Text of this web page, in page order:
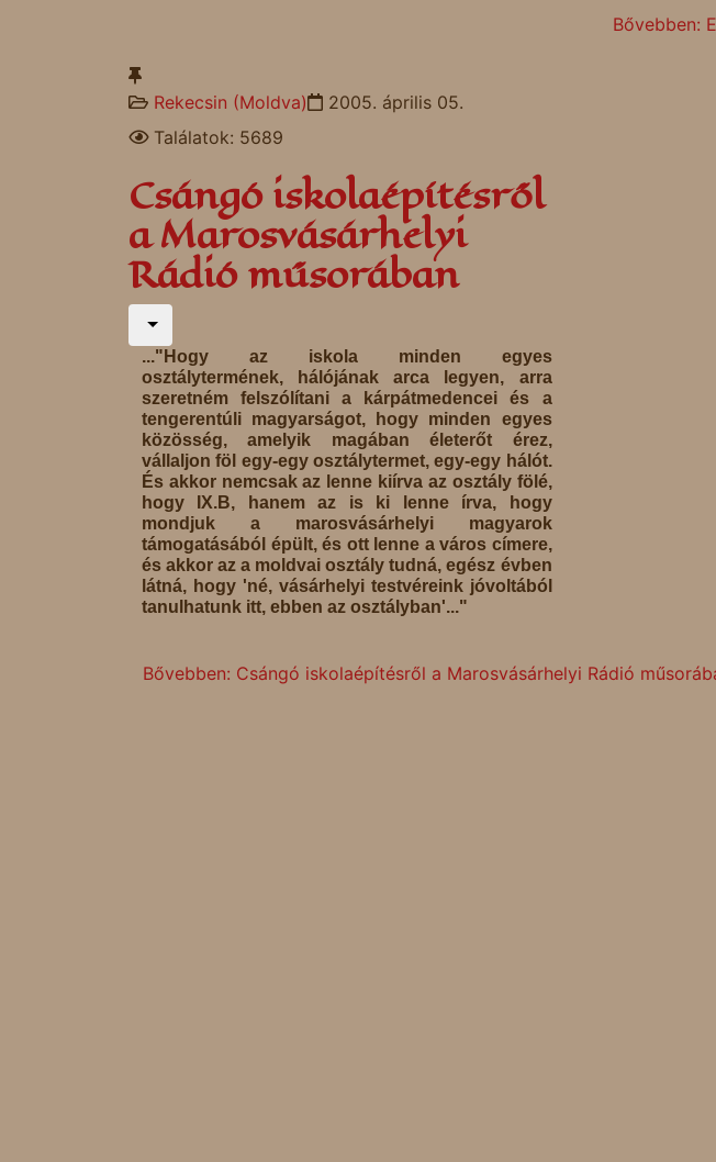
Bővebben:
Rekecsin (Moldva)
2005. április 05.
Találatok: 5689
Csángó iskolaépítésről
a Marosvásárhelyi
Rádió műsorában
..."Hogy az iskola minden egyes
osztálytermének, hálójának arca legyen, arra
szeretném felszólítani a kárpátmedencei és a
tengerentúli magyarságot, hogy minden egyes
közösség, amelyik magában életerőt érez,
vállaljon föl egy-egy osztálytermet, egy-egy hálót.
És akkor nemcsak az lenne kiírva az osztály fölé,
hogy IX.B, hanem az is ki lenne írva, hogy
mondjuk a marosvásárhelyi magyarok
támogatásából épült, és ott lenne a város címere,
és akkor az a moldvai osztály tudná, egész évben
látná, hogy 'né, vásárhelyi testvéreink jóvoltából
tanulhatunk itt, ebben az osztályban'..."
Bővebben: Csángó iskolaépítésről a Marosvásárhelyi Rádió